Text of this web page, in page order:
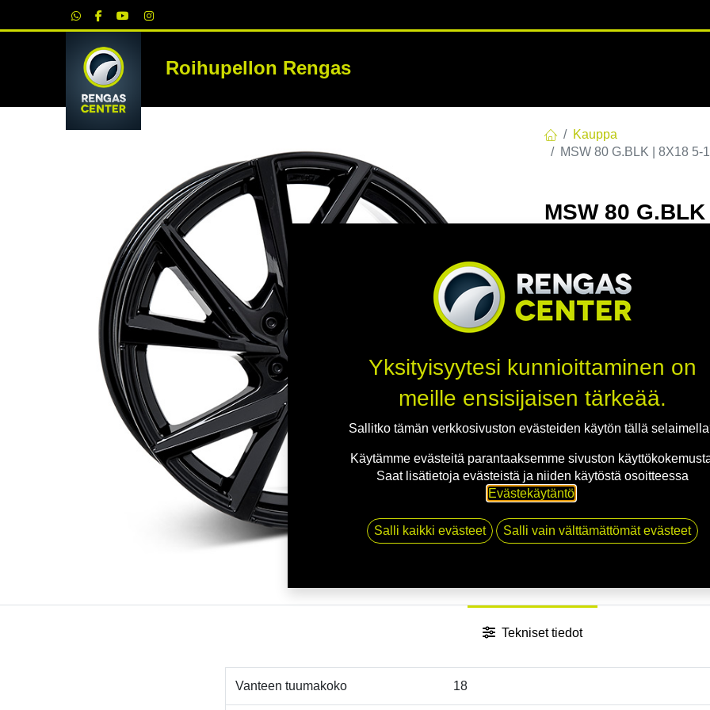
Roihupellon RengasRENKAAT
Kauppa
MSW 80 G.BLK | 8X18
MSW 80
EAN: 8027529179262
Tällä tuotteella ei ole
Jaa
Tekniset tiedot
Vanteen tuumakoko 18
Yksityisyytesi kunnioittaminen on
meille ensisijaisen tärkeää.
Sallitko tämän verkkosivuston evästeiden käytön tällä
Käytämme evästeitä parantaaksemme sivuston
Saat lisätietoja evästeistä ja niiden käytöstä osoitteessa
Evästekäytäntö.
Salli kaikki evästeet Salli vain välttämättömät evästeet